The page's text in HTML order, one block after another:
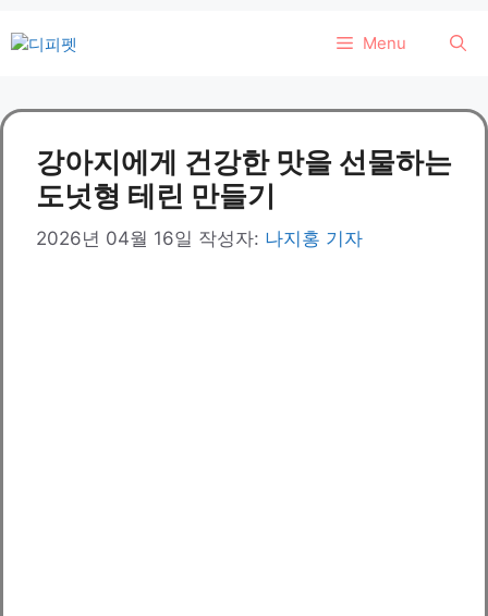
텐
로
건
Menu
강아지에게 건강한 맛을 선물하는
도넛형 테린 만들기
2026년 04월 16일 작성자: 나지홍 기자